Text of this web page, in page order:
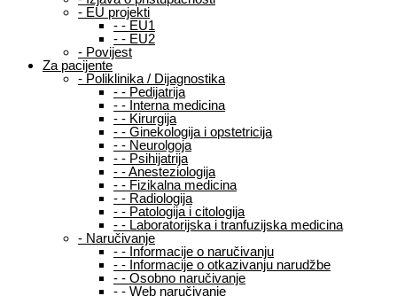
- EU projekti
- - EU1
- - EU2
- Povijest
Za pacijente
- Poliklinika / Dijagnostika
- - Pedijatrija
- - Interna medicina
- - Kirurgija
- - Ginekologija i opstetricija
- - Neurolgoja
- - Psihijatrija
- -Anesteziologija
- - Fizikalna medicina
- - Radiologija
- - Patologija i citologija
- - Laboratorijska i tranfuzijska medicina
- Naručivanje
- - Informacije o naručivanju
- - Informacije o otkazivanju narudžbe
- - Osobno naručivanje
- - Web naručivanje